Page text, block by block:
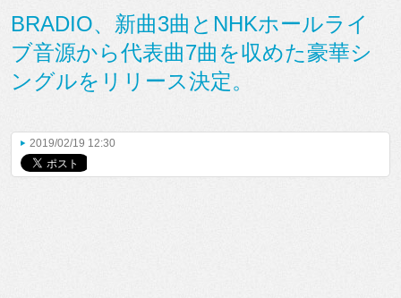
BRADIO、新曲3曲とNHKホールライ
ブ音源から代表曲7曲を収めた豪華シ
ングルをリリース決定。
2019/02/19 12:30